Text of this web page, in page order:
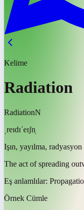
Kelime
Radiation
RadiationN
ˌreɪdɪˈeɪʃn̩
Işın, yayılma, radyasyon
The act of spreading
Eş anlamlılar:
Örnek Cümle